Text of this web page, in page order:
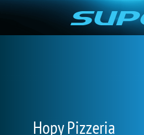
Hopy Pizzeria